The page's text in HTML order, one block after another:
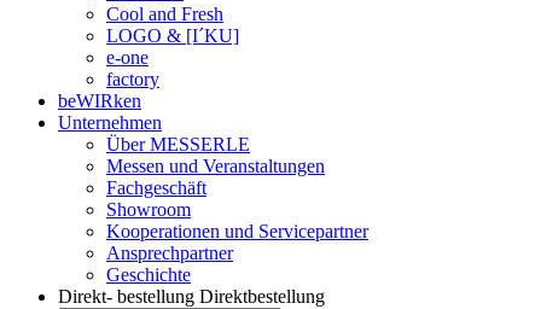
Cool and Fresh
LOGO & [I´KU]
e-one
factory
beWIRken
Unternehmen
Über MESSERLE
Messen und Veranstaltungen
Fachgeschäft
Showroom
Kooperationen und Servicepartner
Ansprechpartner
Geschichte
Direkt- bestellung Direktbestellung